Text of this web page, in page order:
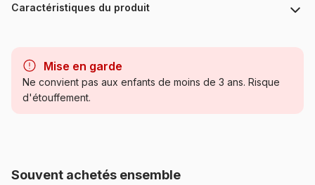
Caractéristiques du produit
Catégorie
Provenance Fabriqué en France
Mise en garde
Ne convient pas aux enfants de moins de 3 ans. Risque
d'étouffement.
Souvent achetés ensemble